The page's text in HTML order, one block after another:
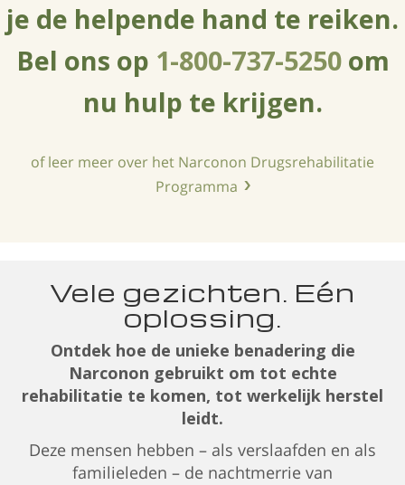
je de helpende hand te reiken.
Bel ons op 1-800-737-5250 om
nu hulp te krijgen.
of leer meer over het Narconon Drugsrehabilitatie
Programma
Vele gezichten. Eén
oplossing.
Ontdek hoe de unieke benadering die
Narconon gebruikt om tot echte
rehabilitatie te komen, tot werkelijk herstel
leidt.
Deze mensen hebben – als verslaafden en als
familieleden – de nachtmerrie van